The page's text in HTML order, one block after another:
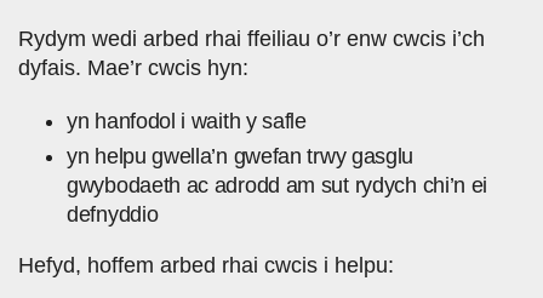
Rydym wedi arbed rhai ffeiliau o’r enw cwcis i’ch
dyfais. Mae’r cwcis hyn:
yn hanfodol i waith y safle
yn helpu gwella’n gwefan trwy gasglu
gwybodaeth ac adrodd am sut rydych chi’n ei
defnyddio
Hefyd, hoffem arbed rhai cwcis i helpu: